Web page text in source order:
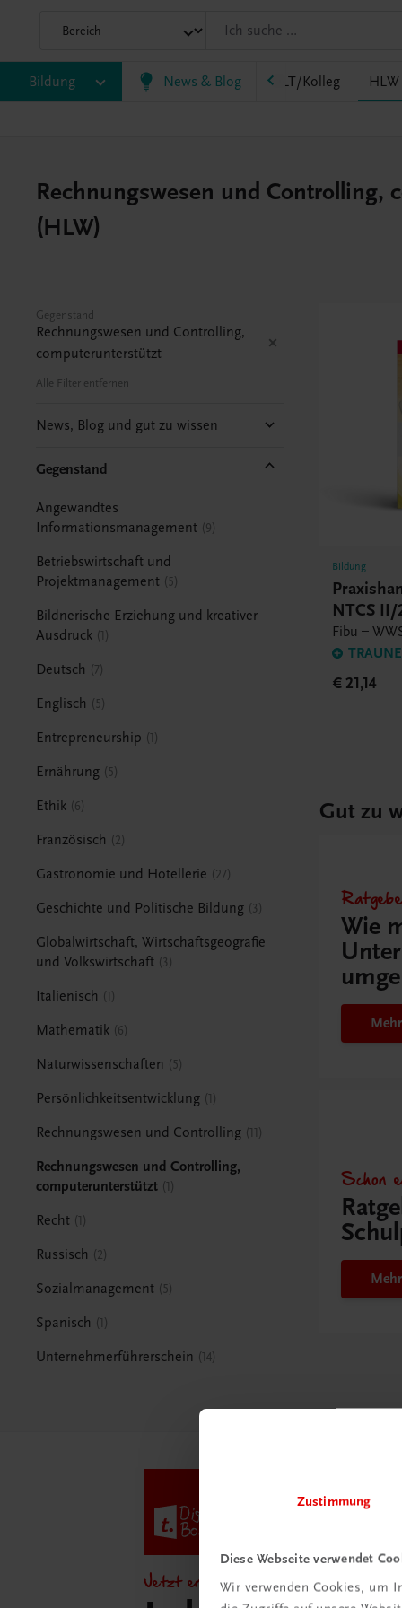
Zustimmung
Diese Webseite verwendet
Wir verwenden Cookies, um
Bildung News & Blog
HF/TFS HLM/HLK HLPS/FSB HLT/Kolleg HLW
Rechnungswesen und
(HLW)
Gegenstand
Rechnungswesen und Controlling,
computerunterstützt
Alle Filter entfernen
News, Blog und gut zu wissen
Gegenstand
Angewandtes
Informationsmanagement 9
Betriebswirtschaft und
Projektmanagement
5
Bildnerische Erziehung und kreativer
Ausdruck 1
Deutsch 7
Englisch 5
Entrepreneurship 1
Ernährung 5
Ethik 6
Französisch 2
Gastronomie und Hotellerie 27
Geschichte und Politische Bildung 3
Globalwirtschaft, Wirtschaftsgeografie
und Volkswirtschaft
3
Italienisch 1
Mathematik 6
Naturwissenschaften 5
Persönlichkeitsentwicklung 1
Rechnungswesen und Controlling 11
Rechnungswesen und Controlling,
computerunterstützt 1
Recht 1
Russisch 2
Sozialmanagement 5
Spanisch 1
Unternehmerführerschein 14
Bildung
NTCS
Fibu –
€ 21,14
Gut zu
Wie
Schon
Jetzt entdecken!